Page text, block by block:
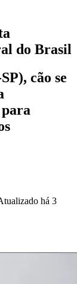
do Brasil
cão se
há 3